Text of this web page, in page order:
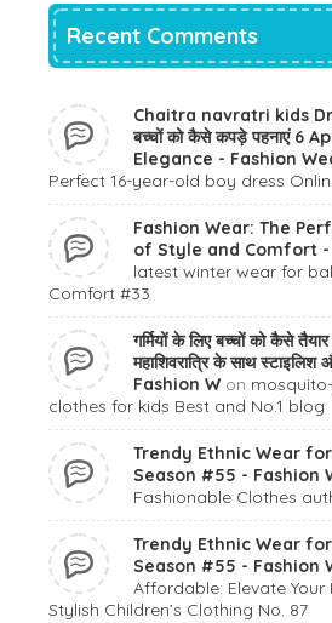
Recent Comments
Chaitra navratri kids
बच्चों को कैसे कपड़े पहनाएं 6
Elegance - Fashion
Perfect 16-year-old boy dress
Fashion Wear: The
of Style and Comfort -
latest winter wear for
Comfort #33
गर्मियों के लिए बच्चों को कैसे
महाशिवरात्रि के साथ
Fashion W on
clothes for kids Best and No.1 blog
Trendy Ethnic Wear
Season #55 - Fashion
Fashionable Clothes
Trendy Ethnic Wear
Season #55 - Fashion
Affordable: Elevate Your
Stylish Children’s Clothing No. 87